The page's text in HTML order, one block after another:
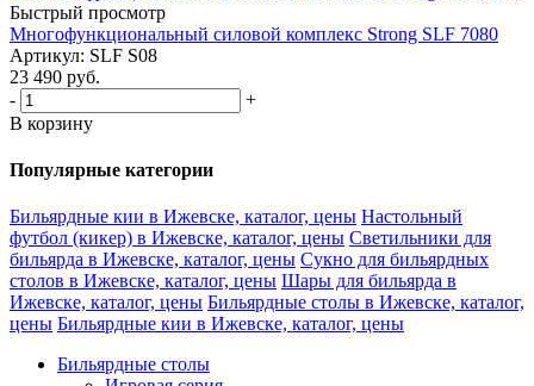
Быстрый просмотр
Многофункциональный силовой комплекс Strong SLF 7080
Артикул: SLF S08
23 490 руб.
-
+
В корзину
Популярные категории
Бильярдные кии в Ижевске, каталог, цены Настольный
футбол (кикер) в Ижевске, каталог, цены Светильники для
бильярда в Ижевске, каталог, цены Сукно для бильярдных
столов в Ижевске, каталог, цены Шары для бильярда в
Ижевске, каталог, цены Бильярдные столы в Ижевске, каталог,
цены Бильярдные кии в Ижевске, каталог, цены
Бильярдные столы